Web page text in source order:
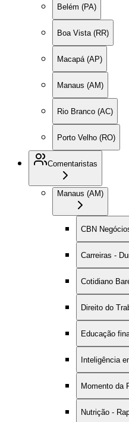
Belém (PA)
Boa Vista (RR)
Macapá (AP)
Manaus (AM)
Rio Branco (AC)
Porto Velho (RO)
Comentaristas
Manaus (AM)
CBN
Carreiras -
Cotidiano
Direito do
Educação
Inteligência
Momento da
Nutrição -